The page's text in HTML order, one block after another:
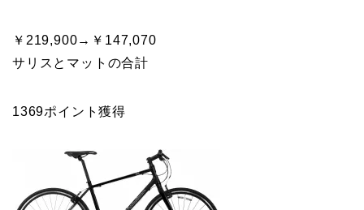
￥219,900→￥147,070
サリスとマットの合計
1369ポイント獲得